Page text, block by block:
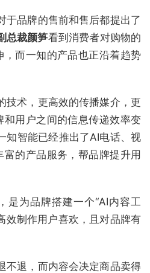
于品牌的售前和售后都提出了
总裁颜笋看到消费者对购物的
而一知的产品也正沿着趋势
技术，更高效的传播媒介，更
用户之间的信息传递效率变
知智能已经推出了AI电话、视
的产品服务，帮品牌提升用
是为品牌搭建一个“AI内容工
效制作用户喜欢，且对品牌有
不退，而内容会决定商品卖得